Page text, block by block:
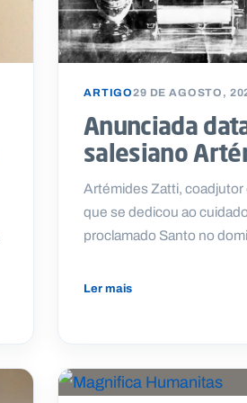
ARTIGO29 DE AGOSTO,
Anunciada
salesiano
Artémides Zatti, coadjutor
que se dedicou ao
proclamado Santo no
Ler mais